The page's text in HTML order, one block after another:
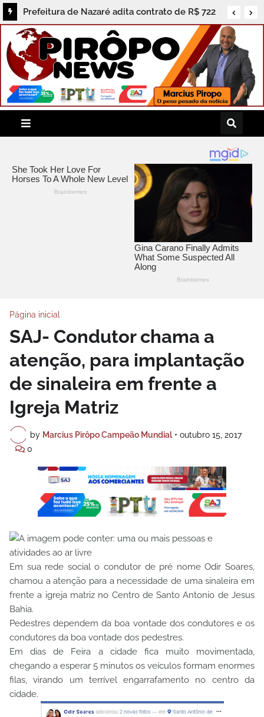
Prefeitura de Nazaré adita contrato de R$ 722
mil e população cobra prestação de contas dos
serviços
Página inicial
SAJ- Condutor chama a
atenção, para implantação
de sinaleira em frente a
Igreja Matriz
by Marcius Pirôpo Campeão Mundial • outubro 15, 2017
0
Em sua rede social o condutor de pré nome Odir Soares,
chamou a atenção para a necessidade de uma sinaleira em
frente a igreja matriz no Centro de Santo Antonio de Jesus
Bahia.
Pedestres dependem da boa vontade dos condutores e os
condutores da boa vontade dos pedestres.
Em dias de Feira a cidade fica muito movimentada,
chegando a esperar 5 minutos os veículos formam enormes
filas, virando um terrível engarrafamento no centro da
cidade.